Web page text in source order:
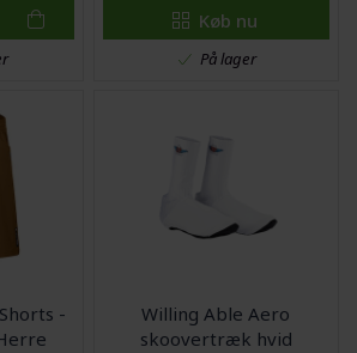
Køb nu
På lager
-
Willing Able Aero
skoovertræk hvid